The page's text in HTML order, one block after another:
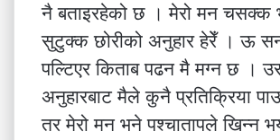
नै बताइरहेको छ । मेरो मन चसक्क
सुटुक्क छोरीको अनुहार हेरेँ । ऊ
पल्टिएर किताब पढन मै मग्न छ ।
अनुहारबाट मैले कुनै प्रतिक्रिया
तर मेरो मन भने पश्चातापले खिन्न